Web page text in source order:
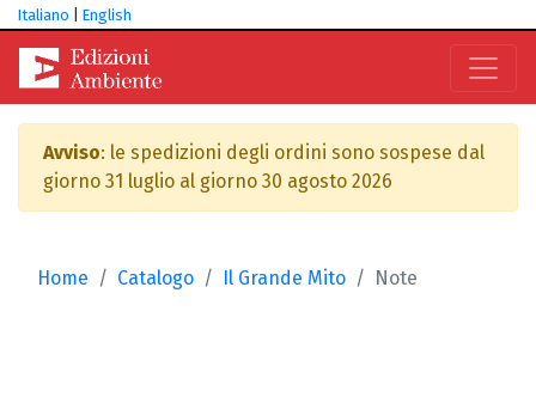
Italiano English
Avviso: le spedizioni degli ordini sono sospese dal
giorno 31 luglio al giorno 30 agosto 2026
Home Catalogo Il Grande Mito Note